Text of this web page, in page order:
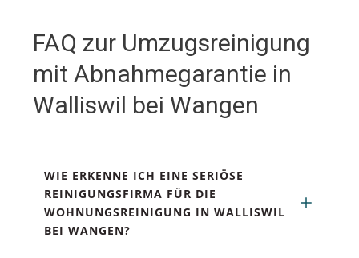
FAQ zur Umzugsreinigung
mit Abnahmegarantie in
Walliswil bei Wangen
WIE ERKENNE ICH EINE SERIÖSE
REINIGUNGSFIRMA FÜR DIE
WOHNUNGSREINIGUNG IN WALLISWIL
BEI WANGEN?